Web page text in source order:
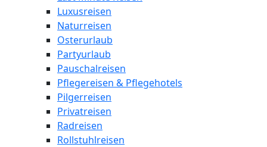
Luxusreisen
Naturreisen
Osterurlaub
Partyurlaub
Pauschalreisen
Pflegereisen & Pflegehotels
Pilgerreisen
Privatreisen
Radreisen
Rollstuhlreisen